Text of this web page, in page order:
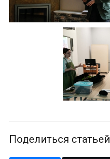
Поделиться статьей